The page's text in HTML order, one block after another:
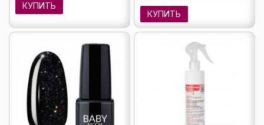
КУПИТЬ
КУПИТЬ